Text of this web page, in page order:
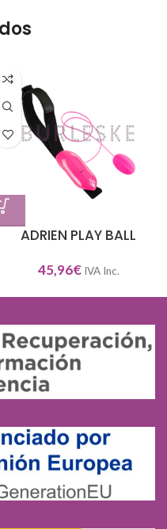
ADRIEN PLAY BALL
45,96€ IVA Inc.